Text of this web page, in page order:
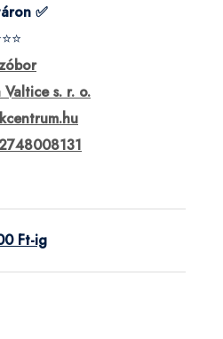
✅
s. r. o.
Ft-ig